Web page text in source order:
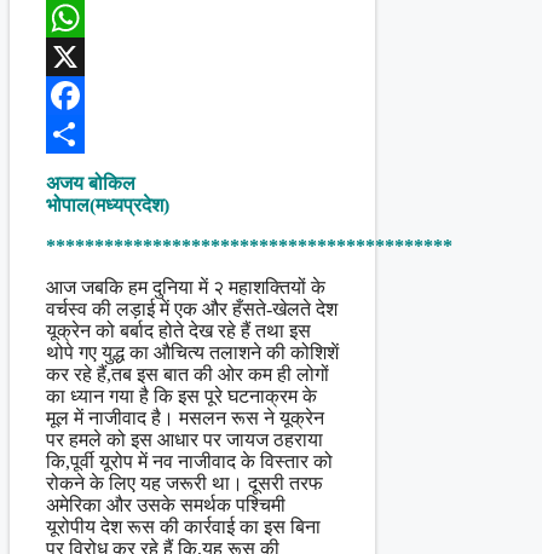
WhatsApp
X
Facebook
Share
अजय बोकिल
भोपाल(मध्यप्रदेश)
******************************************
आज जबकि हम दुनिया में २ महाशक्तियों के
वर्चस्व की लड़ाई में एक और हँसते-खेलते देश
यूक्रेन को बर्बाद होते देख रहे हैं तथा इस
थोपे गए युद्ध का औचित्य तलाशने की कोशिशें
कर रहे हैं,तब इस बात की ओर कम ही लोगों
का ध्यान गया है कि इस पूरे घटनाक्रम के
मूल में नाजीवाद है। मसलन रूस ने यूक्रेन
पर हमले को इस आधार पर जायज ठहराया
कि,पूर्वी यूरोप में नव नाजीवाद के विस्तार को
रोकने के लिए यह जरूरी था। दूसरी तरफ
अमेरिका और उसके समर्थक पश्चिमी
यूरोपीय देश रूस की कार्रवाई का इस बिना
पर विरोध कर रहे हैं कि,यह रूस की